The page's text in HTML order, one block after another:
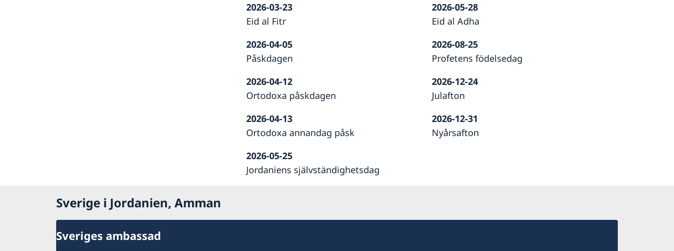
2026-03-23
Eid al Fitr
2026-04-05
Påskdagen
2026-04-12
Ortodoxa påskdagen
2026-04-13
Ortodoxa annandag påsk
2026-05-25
Jordaniens självständighetsdag
2026-05-28
Eid al Adha
2026-08-25
Profetens födelsedag
2026-12-24
Julafton
2026-12-31
Nyårsafton
Sverige i Jordanien, Amman
Sveriges ambassad